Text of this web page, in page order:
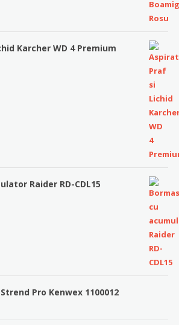
Karcher WD 4 Premium
Raider RD-CDL15
Pro Kenwex 1100012